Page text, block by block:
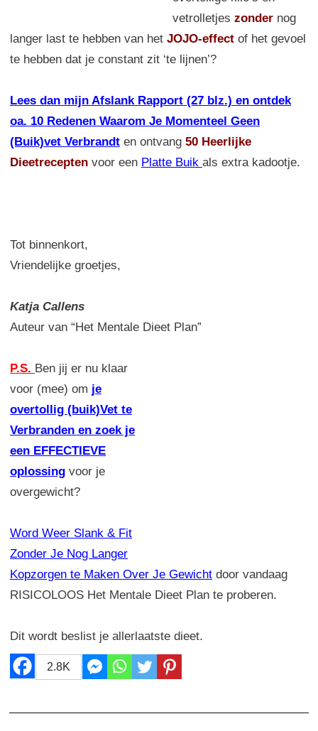
vetrolletjes zondernog
langer last te hebben van het JOJO-effect of het gevoel
te hebben dat je constant zit ‘te lijnen’?
Lees dan mijn Afslank Rapport (27 blz.) en ontdek
oa. 10 Redenen Waarom Je Momenteel Geen
(Buik)vet Verbrandt en ontvang 50 Heerlijke
Dieetrecepten voor een Platte Buik als extra kadootje.
Tot binnenkort,
Vriendelijke groetjes,
Katja Callens
Auteur van “Het Mentale Dieet Plan”
P.S. Ben jij er nu klaar
voor (mee) om je
overtollig (buik)Vet te
Verbranden en zoek je
een EFFECTIEVE
oplossing voor je
overgewicht?
Word Weer Slank & Fit
Zonder Je Nog Langer
Kopzorgen te Maken Over Je Gewicht door vandaag
RISICOLOOS Het Mentale Dieet Plan te proberen.
Dit wordt beslist je allerlaatste dieet.
2.8K